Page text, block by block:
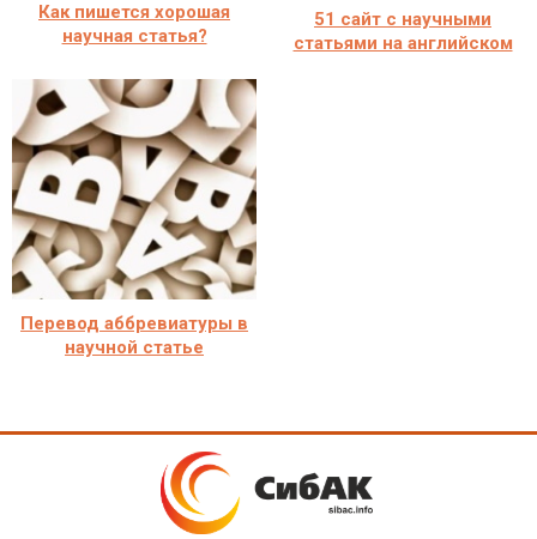
Как пишется хорошая
научная статья?
51 сайт с научными
статьями на английском
Перевод аббревиатуры в
научной статье